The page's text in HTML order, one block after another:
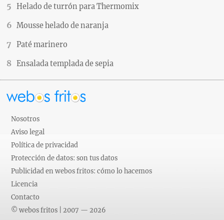
Helado de turrón para Thermomix
Mousse helado de naranja
Paté marinero
Ensalada templada de sepia
Nosotros
Aviso legal
Política de privacidad
Protección de datos: son tus datos
Publicidad en webos fritos: cómo lo hacemos
Licencia
Contacto
© webos fritos | 2007 — 2026